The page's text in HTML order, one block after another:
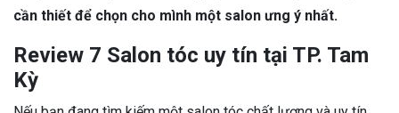
cần thiết để chọn cho mình một salon ưng ý nhất.
Review 7 Salon tóc uy tín tại TP. Tam
Kỳ